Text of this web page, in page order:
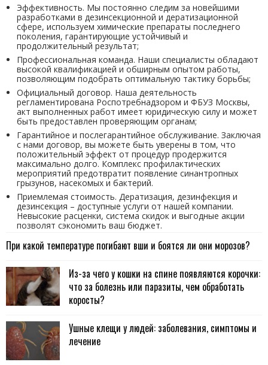
Эффективность. Мы постоянно следим за новейшими
разработками в дезинсекционной и дератизационной
сфере, используем химические препараты последнего
поколения, гарантирующие устойчивый и
продолжительный результат;
Профессиональная команда. Наши специалисты обладают
высокой квалификацией и обширным опытом работы,
позволяющим подобрать оптимальную тактику борьбы;
Официальный договор. Наша деятельность
регламентирована Роспотребнадзором и ФБУЗ Москвы,
акт выполненных работ имеет юридическую силу и может
быть предоставлен проверяющим органам;
Гарантийное и послегарантийное обслуживание. Заключая
с нами договор, вы можете быть уверены в том, что
положительный эффект от процедур продержится
максимально долго. Комплекс профилактических
мероприятий предотвратит появление синантропных
грызунов, насекомых и бактерий.
Приемлемая стоимость. Дератизация, дезинфекция и
дезинсекция – доступные услуги от нашей компании.
Невысокие расценки, система скидок и выгодные акции
позволят сэкономить ваш бюджет.
При какой температуре погибают вши и боятся ли они морозов?
Из-за чего у кошки на спине появляются корочки:
что за болезнь или паразиты, чем обработать
коросты?
Ушные клещи у людей: заболевания, симптомы и
лечение